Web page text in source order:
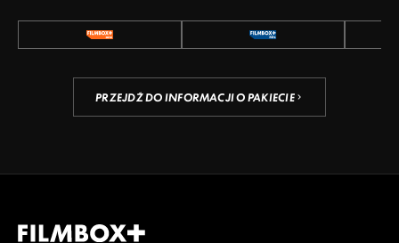
PRZEJDŹ DO INFORMACJI O PAKIECIE